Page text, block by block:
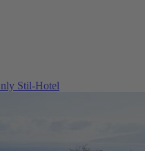
Stil-Hotel